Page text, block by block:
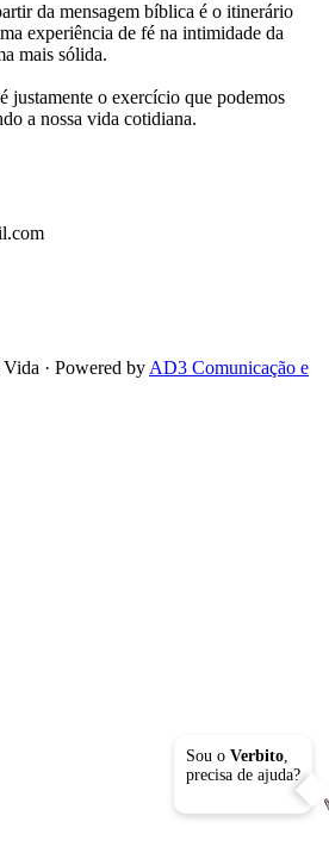
da mensagem bíblica é o itinerário
experiência de fé na intimidade da
mais sólida.
justamente o exercício que podemos
a nossa vida cotidiana.
Sou o Verbito,
precisa de ajuda?
· Powered by AD3 Comunicação e